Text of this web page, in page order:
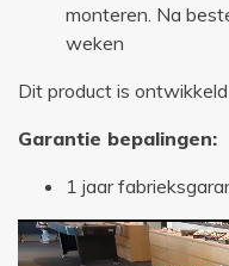
monteren. Na
weken
Dit product is
Garantie bepalingen:
1 jaar